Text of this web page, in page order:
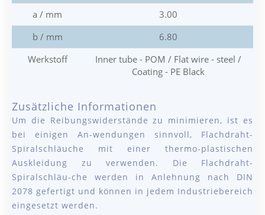
a / mm
3.00
b / mm
6.80
Werkstoff
Inner tube - POM / Flat wire - steel /
Coating - PE Black
Zusätzliche Informationen
Um die Reibungswiderstände zu minimieren, ist es
bei einigen An-wendungen sinnvoll, Flachdraht-
Spiralschläuche mit einer thermo-plastischen
Auskleidung zu verwenden. Die Flachdraht-
Spiralschläu-che werden in Anlehnung nach DIN
2078 gefertigt und können in jedem Industriebereich
eingesetzt werden.